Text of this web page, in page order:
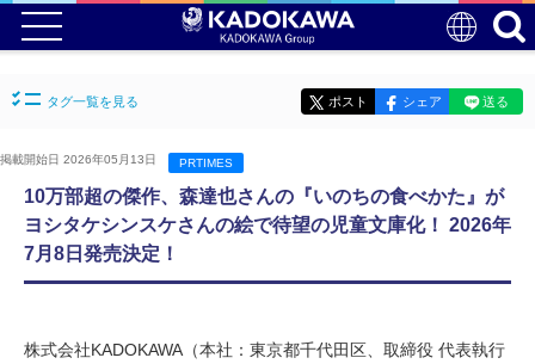
タグ一覧を見る ポスト シェア 送る
掲載開始日 2026年05月13日 PRTIMES
10万部超の傑作、森達也さんの『いのちの食べかた』が
ヨシタケシンスケさんの絵で待望の児童文庫化！ 2026年
7月8日発売決定！
株式会社KADOKAWA（本社：東京都千代田区、取締役 代表執行